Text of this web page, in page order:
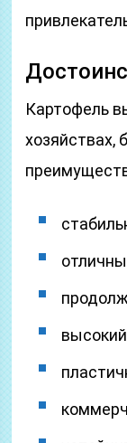
Картофель
хозяйствах,